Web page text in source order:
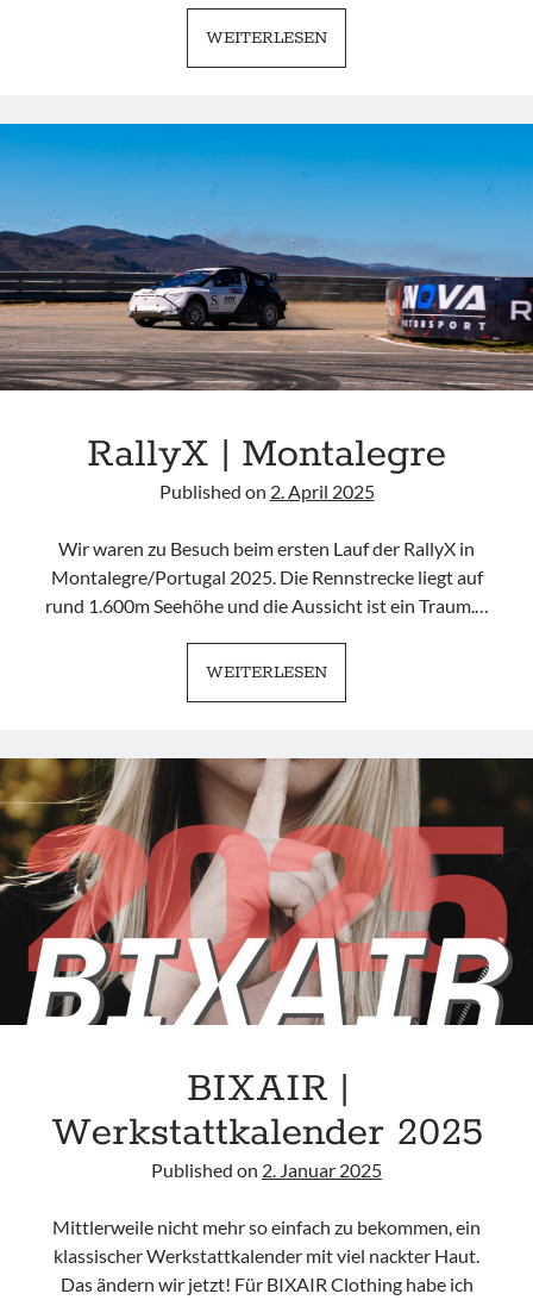
WEITERLESENPORSCHE
911
TURBO
|
FAVORITE
RallyX | Montalegre
Published on 2. April 2025
Wir waren zu Besuch beim ersten Lauf der RallyX in
Montalegre/Portugal 2025. Die Rennstrecke liegt auf
rund 1.600m Seehöhe und die Aussicht ist ein Traum.…
WEITERLESENRALLYX
|
BIXAIR |
Werkstattkalender 2025
Published on 2. Januar 2025
Mittlerweile nicht mehr so einfach zu bekommen, ein
klassischer Werkstattkalender mit viel nackter Haut.
Das ändern wir jetzt! Für BIXAIR Clothing habe ich